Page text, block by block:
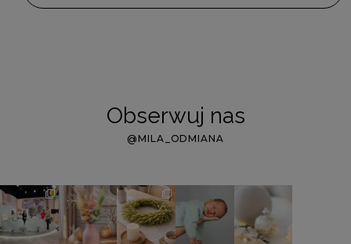
Obserwuj nas
@MILA_ODMIANA